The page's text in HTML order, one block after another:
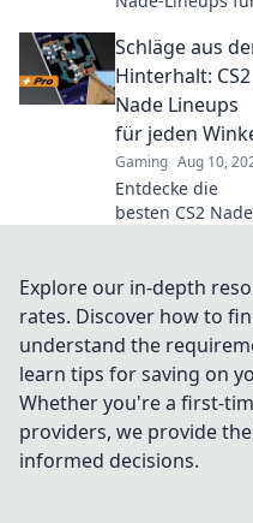
Spiel! Verpass
die besten Tricks
Taktiken der Clan-
Schläge aus
Hinterhalt: CS2
Nade Lineups
für jeden
Gaming Aug 10,
Entdecke die
besten CS2 Nade
Perfektioniere
Spiel und
überrasche deine
Gegner im
Hinterhalt!
Explore our in-depth
rates. Discover how to
understand the
learn tips for saving on
Whether you're a first-
providers, we provide
informed decisions.